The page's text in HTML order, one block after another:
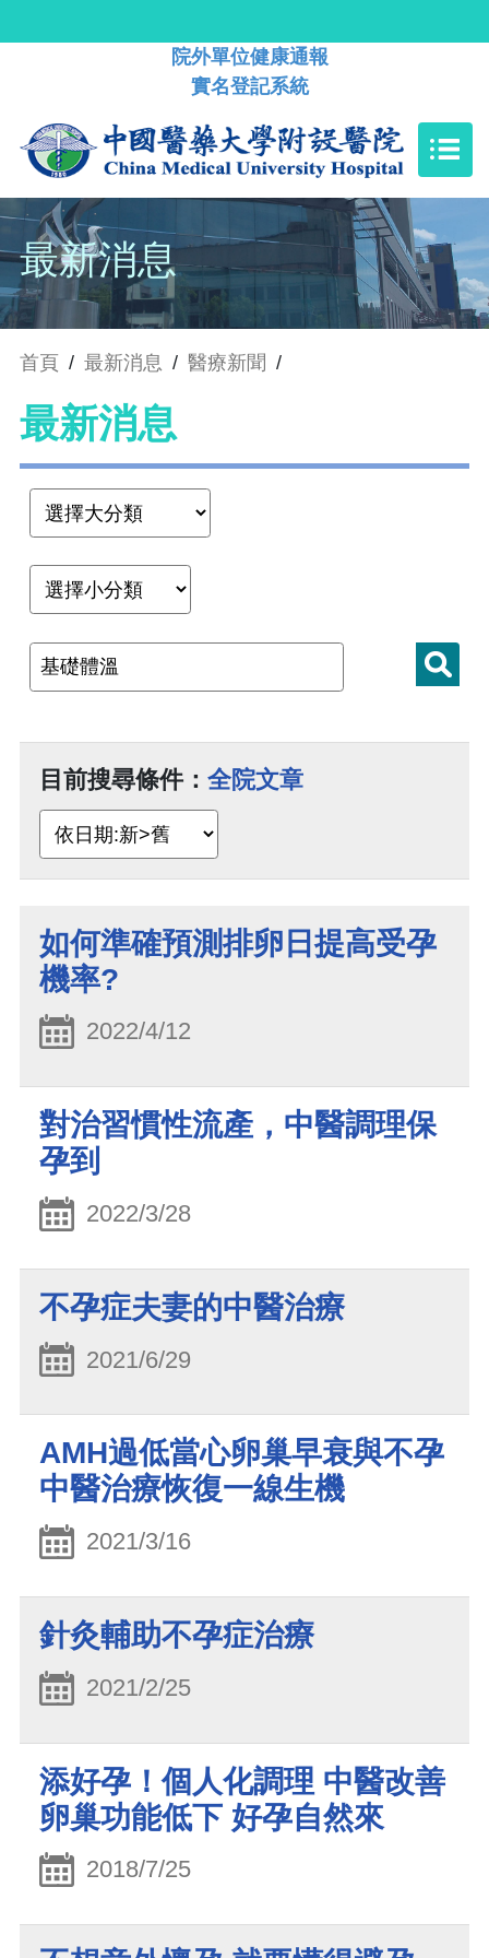
院外單位健康通報
實名登記系統
最新消息
首頁 / 最新消息 / 醫療新聞 /
最新消息
目前搜尋條件： 全院文章
如何準確預測排卵日提高受孕
機率?
2022/4/12
對治習慣性流產，中醫調理保
孕到
2022/3/28
不孕症夫妻的中醫治療
2021/6/29
AMH過低當心卵巢早衰與不孕
中醫治療恢復一線生機
2021/3/16
針灸輔助不孕症治療
2021/2/25
添好孕！個人化調理 中醫改善
卵巢功能低下 好孕自然來
2018/7/25